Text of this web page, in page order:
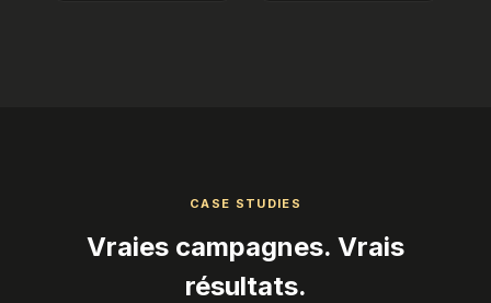
CASE STUDIES
Vraies campagnes. Vrais
résultats.